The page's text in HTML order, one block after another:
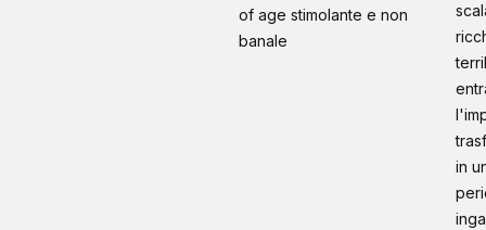
of age stimolante e non
banale
in